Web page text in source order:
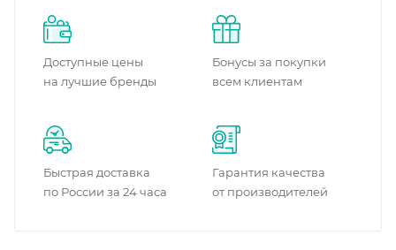
Доступные цены
на лучшие бренды
Бонусы за покупки
всем клиентам
Быстрая доставка
по России за 24 часа
Гарантия качества
от производителей